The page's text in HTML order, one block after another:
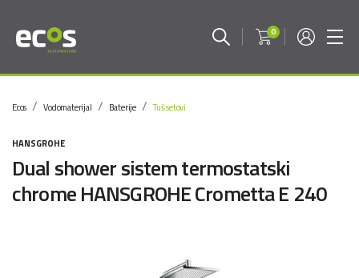
0
Ecos Vodomaterijal Baterije Tuš setovi
HANSGROHE
Dual shower sistem termostatski
chrome HANSGROHE Crometta E 240